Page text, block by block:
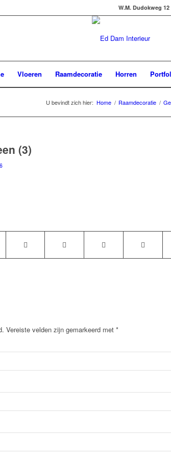
W.M. Dudokweg 12
Vloeren Raamdecoratie Horren
U bevindt zich hier: Home / Raamdecoratie /
(3)
Vereiste velden zijn gemarkeerd met *